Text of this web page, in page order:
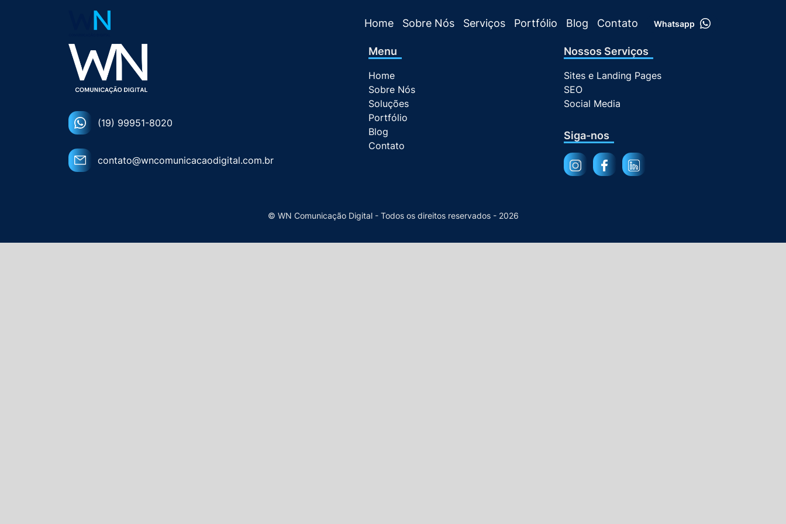
Home Sobre Nós Serviços Portfólio Blog Contato Whatsapp
(19) 99951-8020
contato@wncomunicacaodigital.com.br
Menu
Home
Sobre Nós
Soluções
Portfólio
Blog
Contato
Nossos Serviços
Sites e Landing Pages
SEO
Social Media
Siga-nos
© WN Comunicação Digital - Todos os direitos reservados - 2026